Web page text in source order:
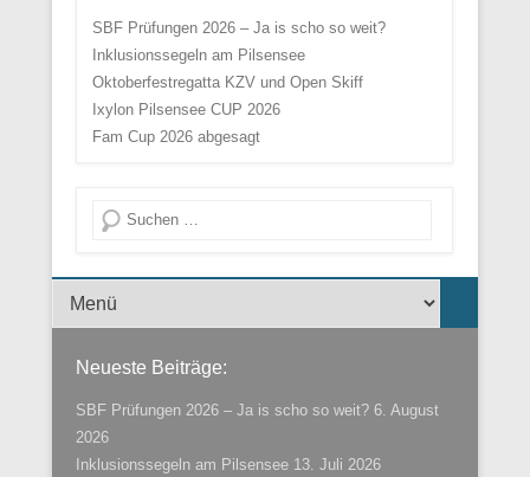
SBF Prüfungen 2026 – Ja is scho so weit?
Inklusionssegeln am Pilsensee
Oktoberfestregatta KZV und Open Skiff
Ixylon Pilsensee CUP 2026
Fam Cup 2026 abgesagt
Suche
Menü der Fußzeile
Neueste Beiträge:
SBF Prüfungen 2026 – Ja is scho so weit? 6. August
2026
Inklusionssegeln am Pilsensee 13. Juli 2026